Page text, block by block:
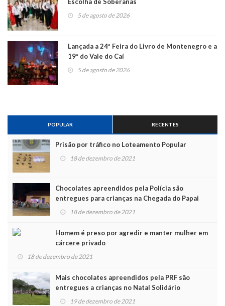
5 de agosto de 2026
Lançada a 24ª Feira do Livro de Montenegro e a
19ª do Vale do Caí
5 de agosto de 2026
POPULAR RECENTES
Prisão por tráfico no Loteamento Popular
18 de dezembro de 2021
Chocolates apreendidos pela Polícia são
entregues para crianças na Chegada do Papai
Noel
18 de dezembro de 2021
Homem é preso por agredir e manter mulher em
cárcere privado
18 de dezembro de 2021
Mais chocolates apreendidos pela PRF são
entregues a crianças no Natal Solidário
19 de dezembro de 2021